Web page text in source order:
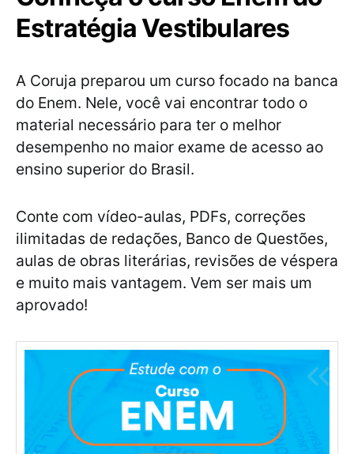
Estratégia Vestibulares
A Coruja preparou um curso focado na banca
do Enem. Nele, você vai encontrar todo o
material necessário para ter o melhor
desempenho no maior exame de acesso ao
ensino superior do Brasil.
Conte com vídeo-aulas, PDFs, correções
ilimitadas de redações, Banco de Questões,
aulas de obras literárias, revisões de véspera
e muito mais vantagem. Vem ser mais um
aprovado!